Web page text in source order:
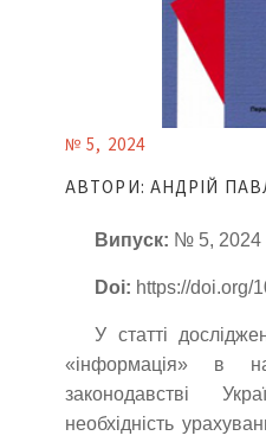
№ 5, 2024
АВТОРИ: АНДРІЙ
Випуск: № 5, 2024
Doi: https://doi.org/
У статті
«інформація» в
законодавстві
необхідність